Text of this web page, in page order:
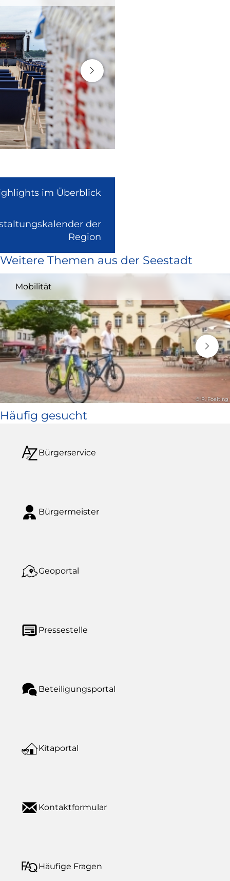
im Überblick
der
Region
extern
und
in
neuem
Fenster)
Weitere Themen aus der Seestadt
Mobilität
© P. Foelting
Häufig gesucht
Bürgerservice
Bürgermeister
Geoportal
Pressestelle
Beteiligungsportal
Kitaportal
Kontaktformular
Häufige Fragen